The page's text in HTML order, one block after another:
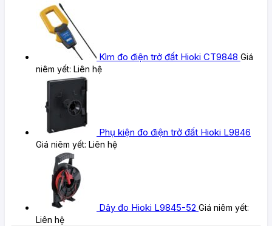
Kìm đo điện trở đất Hioki CT9848 Giá
niêm yết: Liên hệ
Phụ kiện đo điện trở đất Hioki L9846
Giá niêm yết: Liên hệ
Dây đo Hioki L9845-52 Giá niêm yết:
Liên hệ